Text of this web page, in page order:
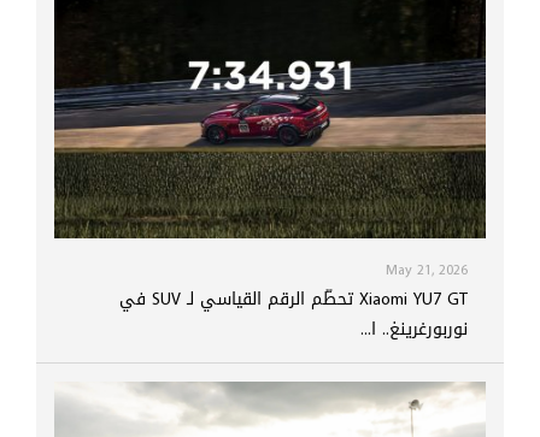
May 21, 2026
Xiaomi YU7 GT تحطّم الرقم القياسي لـ SUV في
نوربورغرينغ.. ا...